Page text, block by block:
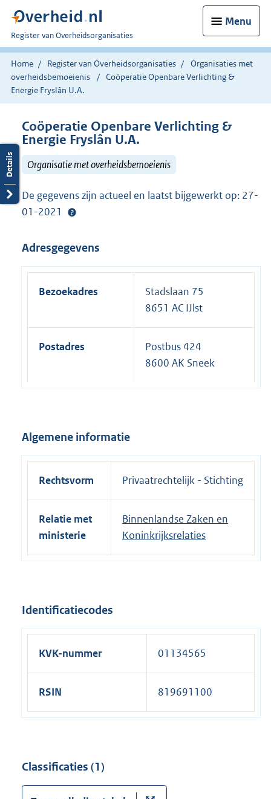
Menu
U
bent
nu
hier:
Register van Overheidsorganisaties
Home Register van Overheidsorganisaties
Organisaties met
overheidsbemoeienis
Coöperatie Openbare Verlichting &
Energie Fryslân U.A.
Coöperatie Openbare Verlichting &
Energie Fryslân U.A.
Organisatie met overheidsbemoeienis
De gegevens zijn actueel en laatst bijgewerkt op: 27-
01-2021
Adresgegevens
Bezoekadres
Stadslaan 75
8651 AC IJlst
Postadres
Postbus 424
8600 AK Sneek
Algemene informatie
Rechtsvorm Privaatrechtelijk - Stichting
Relatie met
ministerie
Binnenlandse Zaken en
Koninkrijksrelaties
Identificatiecodes
KVK-nummer 01134565
RSIN 819691100
Classificaties (1)